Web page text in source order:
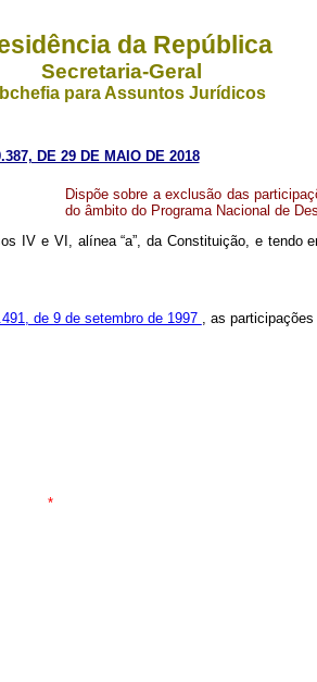
da República
Secretaria-Geral
para Assuntos Jurídicos
DE 29 DE MAIO DE 2018
Dispõe sobre a exclusão das
do âmbito do Programa Nacional de
IV e VI, alínea “a”, da Constituição, e tendo
de 9 de setembro de 1997 , as
*